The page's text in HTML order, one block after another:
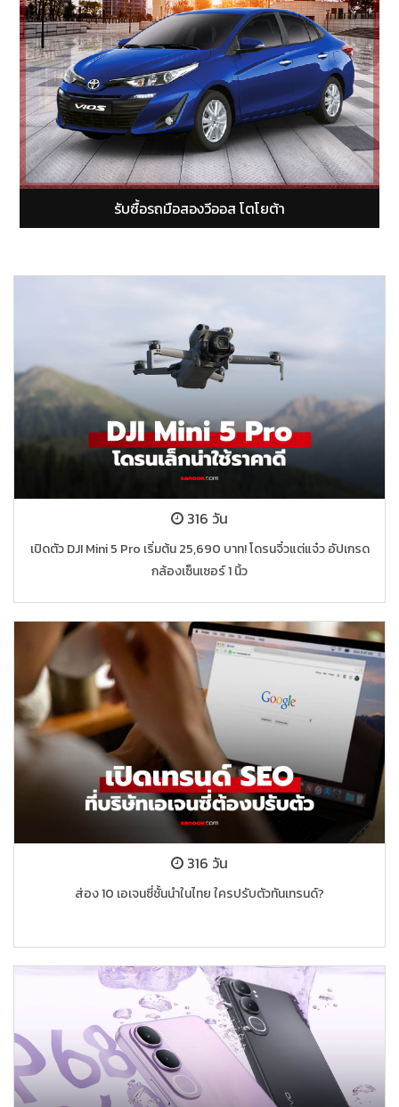
รับซื้อรถมือสองยารีส โตโยต้า
316 วัน
เปิดตัว DJI Mini 5 Pro เริ่มต้น 25,690 บาท! โดรนจิ๋วแต่แจ๋ว อัปเกรด
กล้องเซ็นเซอร์ 1 นิ้ว
316 วัน
ส่อง 10 เอเจนซี่ชั้นนำในไทย ใครปรับตัวทันเทรนด์?